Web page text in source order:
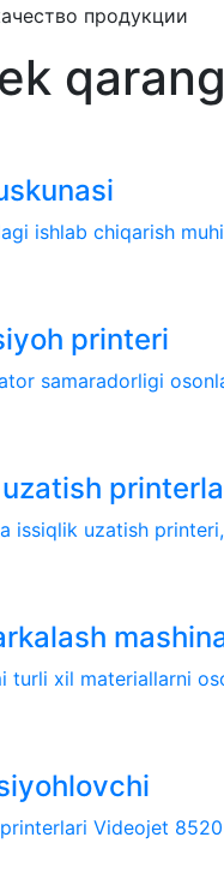
продукции
qarang
ishlab chiqarish
printeri
samaradorligi
issiqlik uzatish
xil materiallarni
Videojet